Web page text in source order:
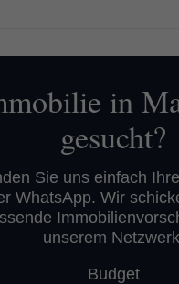
in
gesucht?
Sie uns einfach
WhatsApp. Wir
unserem
Budget